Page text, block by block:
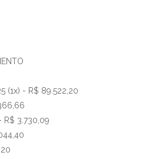
(1x) - R$ 89.522,20
R$ 3.730,09